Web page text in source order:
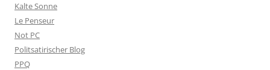
Kalte Sonne
Le Penseur
Not PC
Politsatirischer Blog
PPQ